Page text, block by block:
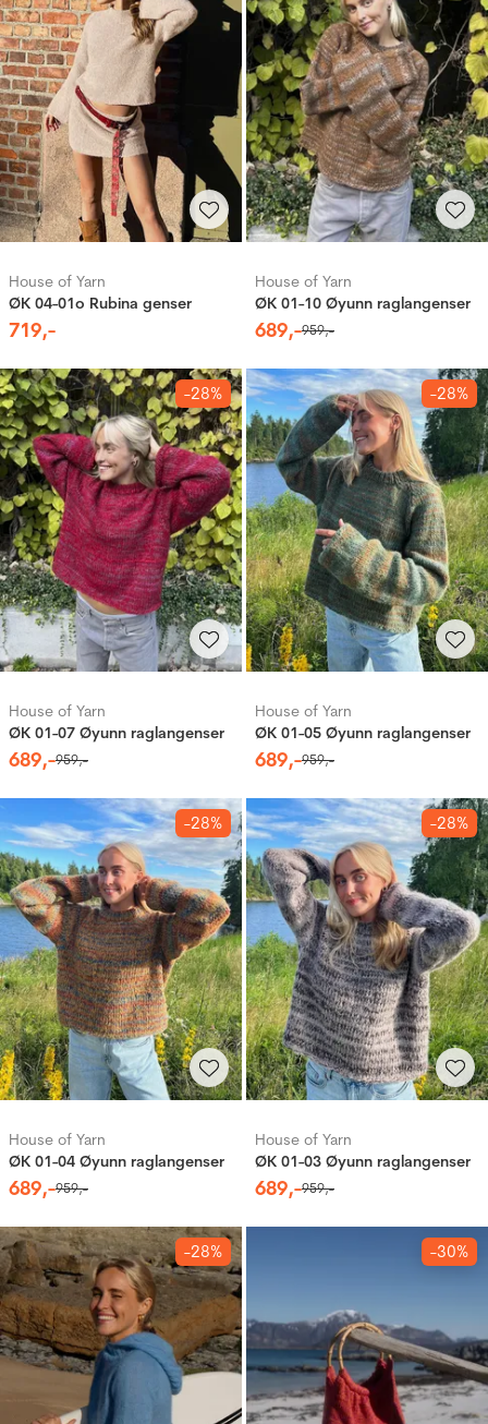
House of Yarn
ØK 04-01o Rubina genser
719,-
House of Yarn
ØK 01-10 Øyunn raglangenser
689,-959,-
-28%
House of Yarn
ØK 01-07 Øyunn raglangenser
689,-959,-
-28%
House of Yarn
ØK 01-05 Øyunn raglangenser
689,-959,-
-28%
House of Yarn
ØK 01-04 Øyunn raglangenser
689,-959,-
-28%
House of Yarn
ØK 01-03 Øyunn raglangenser
689,-959,-
-28% -30%